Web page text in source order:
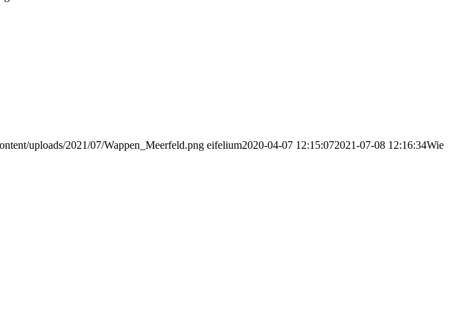
uploads/2021/07/Wappen_Meerfeld.png eifelium2020-04-07 12:15:072021-07-08 12:16:34Wie